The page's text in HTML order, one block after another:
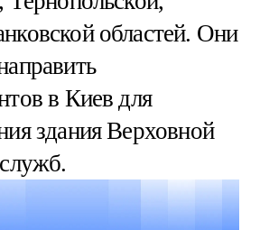
областей. Они
в Киев для
здания Верховной